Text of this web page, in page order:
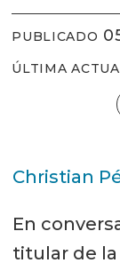
PUBLICADO
ÚLTIMA
Christian
En
titular de